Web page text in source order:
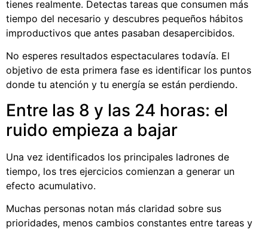
tienes realmente. Detectas tareas que consumen más
tiempo del necesario y descubres pequeños hábitos
improductivos que antes pasaban desapercibidos.
No esperes resultados espectaculares todavía. El
objetivo de esta primera fase es identificar los puntos
donde tu atención y tu energía se están perdiendo.
Entre las 8 y las 24 horas: el
ruido empieza a bajar
Una vez identificados los principales ladrones de
tiempo, los tres ejercicios comienzan a generar un
efecto acumulativo.
Muchas personas notan más claridad sobre sus
prioridades, menos cambios constantes entre tareas y